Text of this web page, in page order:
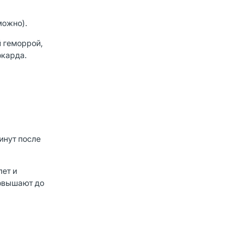
геморрой,
после
и
до